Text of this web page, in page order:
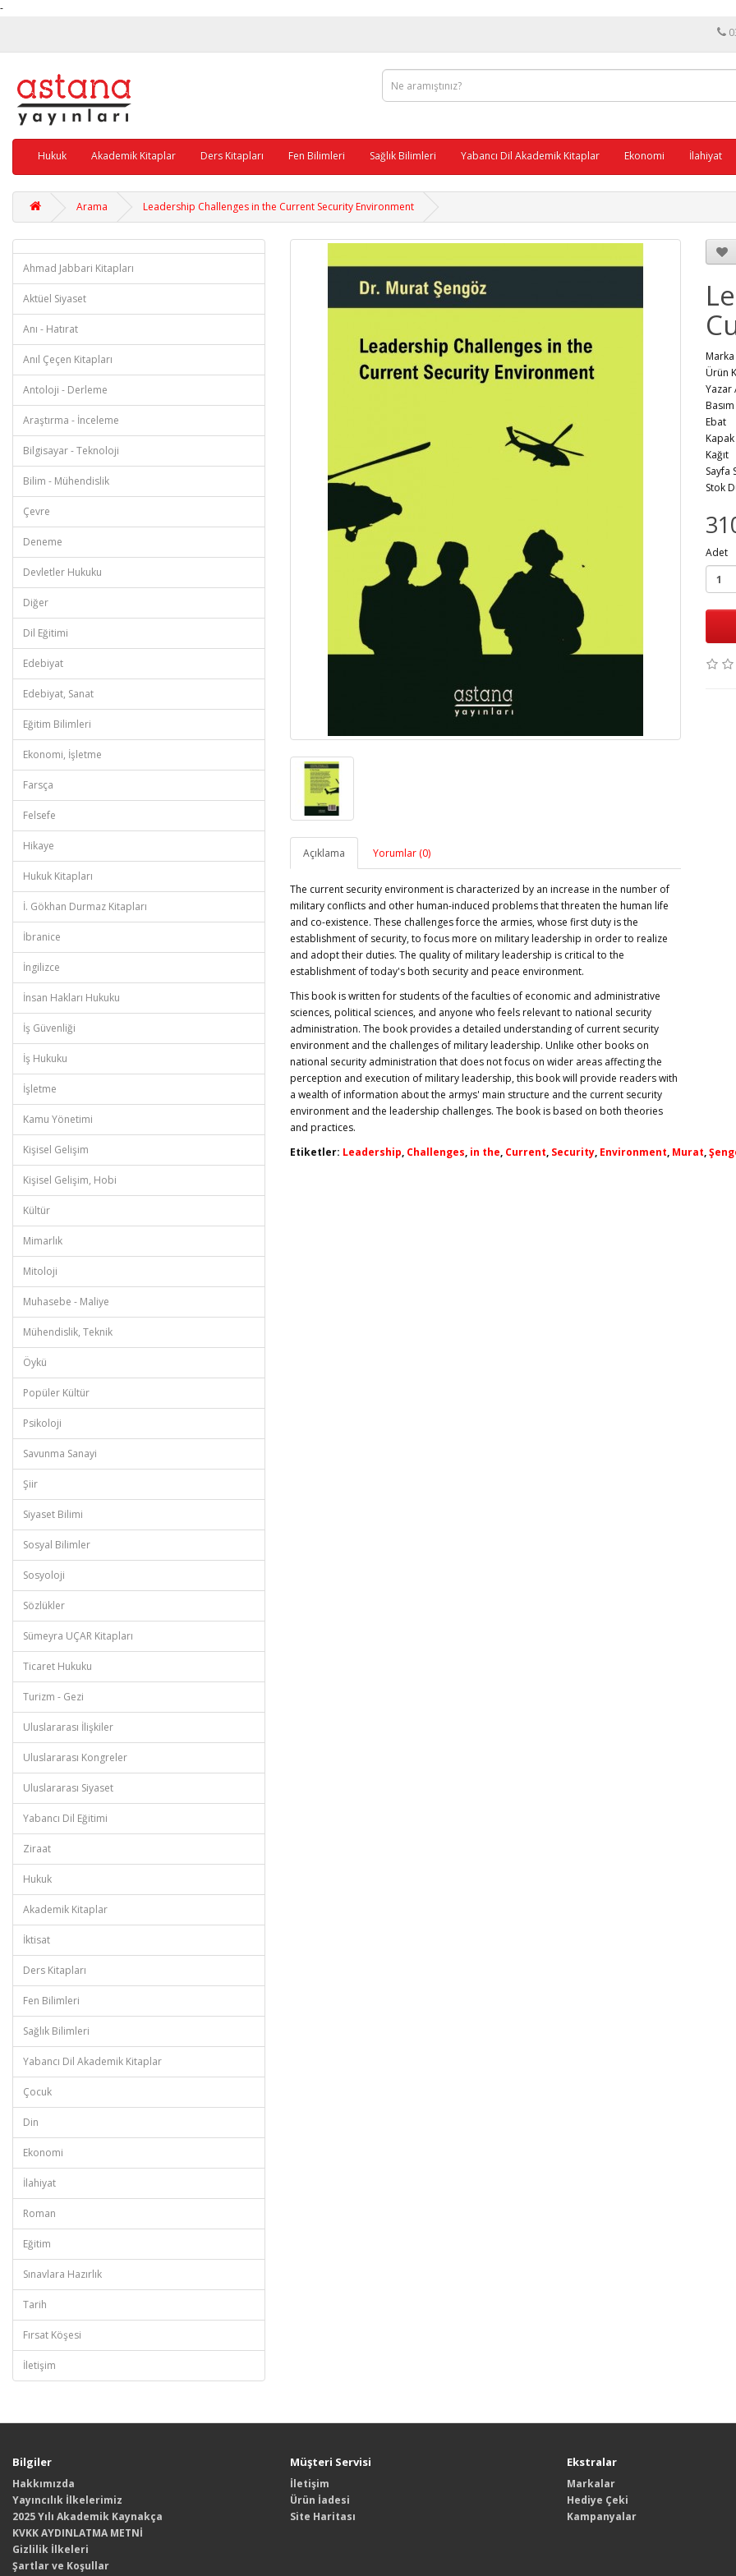
-
Hukuk Akademik Kitaplar Ders Kitapları Fen Bilimleri Sağlık Bilimleri Yabancı Dil Akademik Kitaplar Ekonomi İlahiyat
Arama Leadership Challenges in the Current Security Environment
Ahmad Jabbari Kitapları
Aktüel Siyaset
Anı - Hatırat
Anıl Çeçen Kitapları
Antoloji - Derleme
Araştırma - İnceleme
Bilgisayar - Teknoloji
Bilim - Mühendislik
Çevre
Deneme
Devletler Hukuku
Diğer
Dil Eğitimi
Edebiyat
Edebiyat, Sanat
Eğitim Bilimleri
Ekonomi, İşletme
Farsça
Felsefe
Hikaye
Hukuk Kitapları
İ. Gökhan Durmaz Kitapları
İbranice
İngilizce
İnsan Hakları Hukuku
İş Güvenliği
İş Hukuku
İşletme
Kamu Yönetimi
Kişisel Gelişim
Kişisel Gelişim, Hobi
Kültür
Mimarlık
Mitoloji
Muhasebe - Maliye
Mühendislik, Teknik
Öykü
Popüler Kültür
Psikoloji
Savunma Sanayi
Şiir
Siyaset Bilimi
Sosyal Bilimler
Sosyoloji
Sözlükler
Sümeyra UÇAR Kitapları
Ticaret Hukuku
Turizm - Gezi
Uluslararası İlişkiler
Uluslararası Kongreler
Uluslararası Siyaset
Yabancı Dil Eğitimi
Ziraat
Hukuk
Akademik Kitaplar
İktisat
Ders Kitapları
Fen Bilimleri
Sağlık Bilimleri
Yabancı Dil Akademik Kitaplar
Çocuk
Din
Ekonomi
İlahiyat
Roman
Eğitim
Sınavlara Hazırlık
Tarih
Fırsat Köşesi
İletişim
Açıklama Yorumlar (0)
The current security environment is characterized by an increase in the number of
military conflicts and other human-induced problems that threaten the human life
and co-existence. These challenges force the armies, whose first duty is the
establishment of security, to focus more on military leadership in order to realize
and adopt their duties. The quality of military leadership is critical to the
establishment of today's both security and peace environment.
This book is written for students of the faculties of economic and administrative
sciences, political sciences, and anyone who feels relevant to national security
administration. The book provides a detailed understanding of current security
environment and the challenges of military leadership. Unlike other books on
national security administration that does not focus on wider areas affecting the
perception and execution of military leadership, this book will provide readers with
a wealth of information about the armys' main structure and the current security
environment and the leadership challenges. The book is based on both theories
and practices.
Ürün
Stok
Adet
Etiketler: Leadership, Challenges, in the, Current, Security, Environment, Murat,
Bilgiler
Hakkımızda
Yayıncılık İlkelerimiz
2025 Yılı Akademik Kaynakça
KVKK AYDINLATMA METNİ
Gizlilik İlkeleri
Şartlar ve Koşullar
Müşteri Servisi
İletişim
Ürün İadesi
Site Haritası
Ekstralar
Markalar
Hediye Çeki
Kampanyalar